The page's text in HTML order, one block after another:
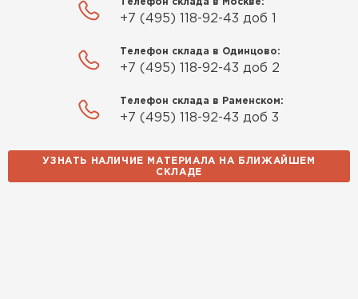
Использовали для строительства гаража и
хозблока. Блоки ровные, кладка шла быстро,
30.10.2025
Не первый раз беру газобетон, этот вариант
понравился. Соотношение цена/качество
Телефон склада в Москве:
+7 (495) 118-92-43 доб 1
Телефон склада в Одинцово:
+7 (495) 118-92-43 доб 2
Телефон склада в Раменском:
+7 (495) 118-92-43 доб 3
УЗНАТЬ НАЛИЧИЕ МАТЕРИАЛА НА БЛИЖАЙШЕМ
СКЛАДЕ